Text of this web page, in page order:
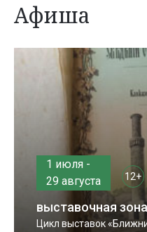
Афиша
1 июля -
29 августа
12+
выставочная
Цикл выставок